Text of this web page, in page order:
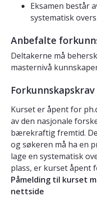
Eksamen består
systematisk
Anbefalte
Deltakerne må
masternivå
Forkunnskapskrav
Kurset er åpent for
av den nasjonale
bærekraftig fremtid.
og søkeren må ha en
lage en systematisk
plass, er kurset åpent
Påmelding til kurset
nettside